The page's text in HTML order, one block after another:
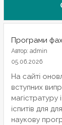
Програми
Автор: admin
05.06.2026
На сайті
вступних
магістратуру
іспитів для
наукову